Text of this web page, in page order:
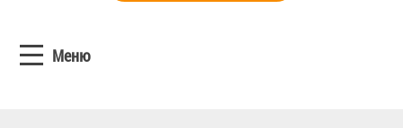
Меню